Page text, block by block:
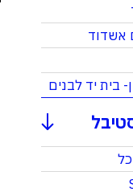
אשדוד
בית יד לבנים